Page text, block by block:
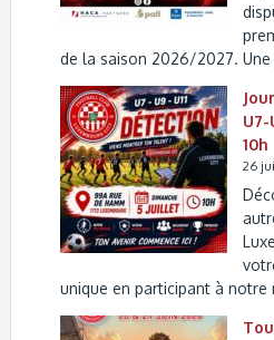
de la saison 2026/2027.
U7-
10h
26
unique en participant à